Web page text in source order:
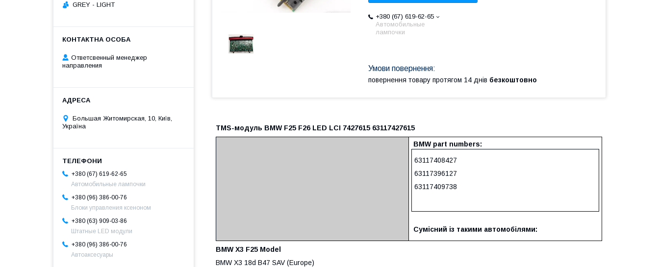
+380 (67) 619-62-65
Автомобильные
лампочки
повернення товару протягом 14 днів безкоштовно
TMS-модуль BMW F25 F26 LED LCI 7427615 63117427615
BMW part numbers:
63117408427
63117396127
63117409738
Сумісний із такими автомобілями:
BMW X3 F25 Model
BMW X3 18d B47 SAV (Europe)
GREY - LIGHT
Ответсвенный менеджер
направления
Большая Житомирская, 10, Київ,
Україна
+380 (67) 619-62-65
Автомобильные лампочки
+380 (96) 386-00-76
Блоки управления ксеноном
+380 (63) 909-03-86
Штатные LED модули
+380 (96) 386-00-76
Автоаксесуары